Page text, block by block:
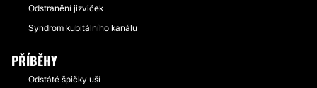
Odstranění jizviček
Syndrom kubitálního kanálu
PŘÍBĚHY
Odstáté špičky uší